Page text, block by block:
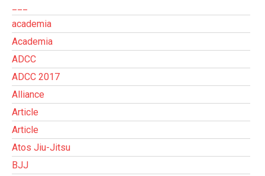
academia
Academia
ADCC
ADCC 2017
Alliance
Article
Article
Atos Jiu-Jitsu
BJJ